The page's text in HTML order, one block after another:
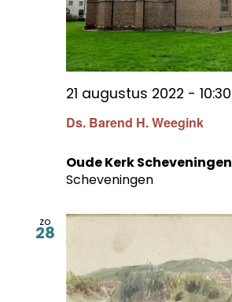
Ds. Barend H. Weegink
21 augustus 2022 - 10:30
Oude Kerk Scheveningen
Scheveningen
zo
28